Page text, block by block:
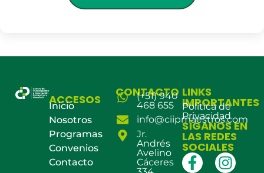
ACCESOS
Inicio
Nosotros
Programas
Convenios
Contacto
CONTACTO
(+51) 940
468 655
info@ciipmaestros.com
Jr.
Andrés
Avelino
Cáceres
LINKS
IMPORTANTES
Política de
Privacidad
SÍGANOS EN
LAS REDES
SOCIALES